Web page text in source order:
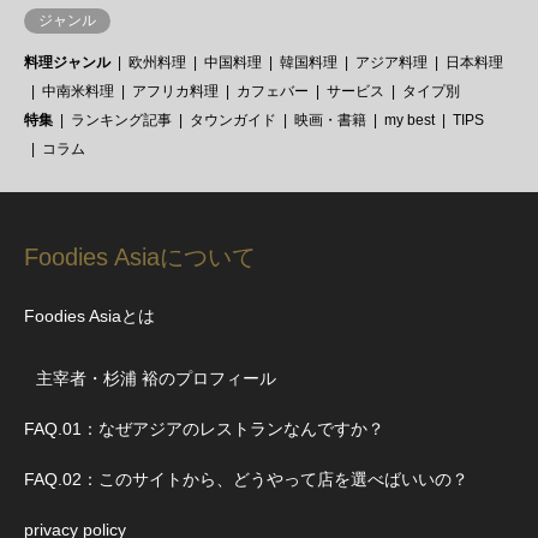
ジャンル
料理ジャンル 欧州料理 中国料理 韓国料理 アジア料理
日本料理
中南米料理
アフリカ料理 カフェバー サービス
タイプ別
特集
ランキング記事 タウンガイド 映画・書籍 my best
TIPS
コラム
Foodies Asiaについて
Foodies Asiaとは
主宰者・杉浦 裕のプロフィール
FAQ.01：なぜアジアのレストランなんですか？
FAQ.02：このサイトから、どうやって店を選べばいいの？
privacy policy